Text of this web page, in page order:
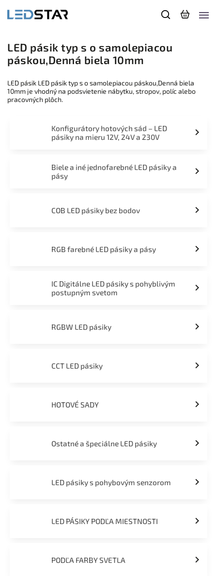
LED pásik typ s o samolepiacou
páskou,Denná biela 10mm
LED pásik LED pásik typ s o samolepiacou páskou,Denná biela
10mm je vhodný na podsvietenie nábytku, stropov, políc alebo
pracovných plôch.
Konfigurátory hotových sád – LED
pásiky na mieru 12V, 24V a 230V
Biele a iné jednofarebné LED pásiky a
pásy
COB LED pásiky bez bodov
RGB farebné LED pásiky a pásy
IC Digitálne LED pásiky s pohyblivým
postupným svetom
RGBW LED pásiky
CCT LED pásiky
HOTOVÉ SADY
Ostatné a špeciálne LED pásiky
LED pásiky s pohybovým senzorom
LED PÁSIKY PODĽA MIESTNOSTI
PODĽA FARBY SVETLA